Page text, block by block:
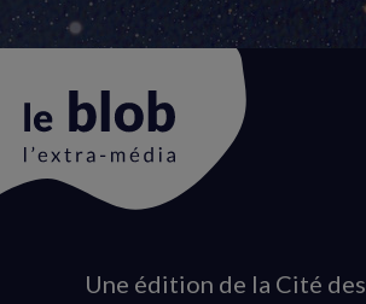
Animation
Une édition de la Cité des